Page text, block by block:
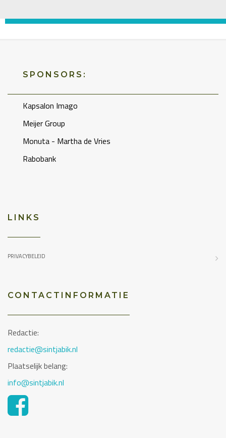
SPONSORS:
Kapsalon Imago
Meijer Group
Monuta - Martha de Vries
Rabobank
LINKS
PRIVACYBELEID
CONTACTINFORMATIE
Redactie:
redactie@sintjabik.nl
Plaatselijk belang:
info@sintjabik.nl